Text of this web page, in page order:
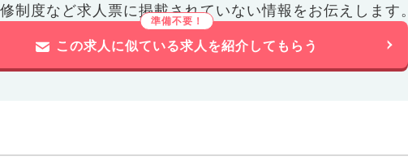
制度など求人票に掲載されていない情報をお伝えします。
この求人に似ている求人を紹介してもらう